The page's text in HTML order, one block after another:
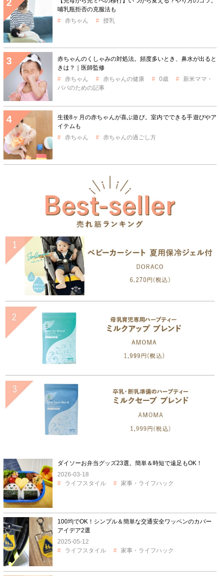
哺乳瓶拒否の克服法も
赤ちゃん
授乳
赤ちゃんのくしゃみの対処法。頻度多いとき、鼻水が出ると
きは？｜医師監修
赤ちゃん
赤ちゃんの健康 0歳
新米ママ・
パパのための記事
生後8ヶ月の赤ちゃんが喜ぶ遊び。室内でできる手遊びやア
イテムも
赤ちゃん
赤ちゃんの過ごし方
ダイソーお弁当グッズ23選。簡単＆時短で遠足もOK！
2026-03-18
ライフスタイル
家事・ライフハック
100均でOK！シンプル＆簡単な交通安全ワッペンのカバー
アイデア2選
2025-05-12
ライフスタイル
家事・ライフハック